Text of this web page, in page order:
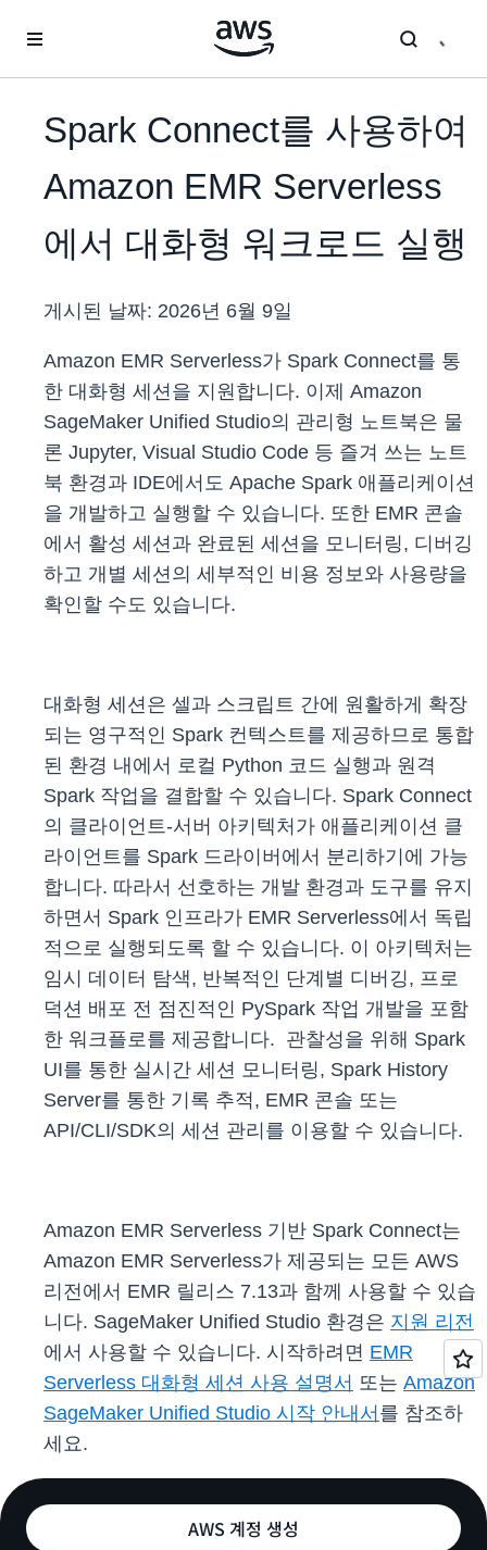
Spark Connect를 사용하여
Amazon EMR Serverless
에서 대화형 워크로드 실행
게시된 날짜: 2026년 6월 9일
Amazon EMR Serverless가 Spark Connect를 통
한 대화형 세션을 지원합니다. 이제 Amazon
SageMaker Unified Studio의 관리형 노트북은 물
론 Jupyter, Visual Studio Code 등 즐겨 쓰는 노트
북 환경과 IDE에서도 Apache Spark 애플리케이션
을 개발하고 실행할 수 있습니다. 또한 EMR 콘솔
에서 활성 세션과 완료된 세션을 모니터링, 디버깅
하고 개별 세션의 세부적인 비용 정보와 사용량을
확인할 수도 있습니다.
대화형 세션은 셀과 스크립트 간에 원활하게 확장
되는 영구적인 Spark 컨텍스트를 제공하므로 통합
된 환경 내에서 로컬 Python 코드 실행과 원격
Spark 작업을 결합할 수 있습니다. Spark Connect
의 클라이언트-서버 아키텍처가 애플리케이션 클
라이언트를 Spark 드라이버에서 분리하기에 가능
합니다. 따라서 선호하는 개발 환경과 도구를 유지
하면서 Spark 인프라가 EMR Serverless에서 독립
적으로 실행되도록 할 수 있습니다. 이 아키텍처는
임시 데이터 탐색, 반복적인 단계별 디버깅, 프로
덕션 배포 전 점진적인 PySpark 작업 개발을 포함
한 워크플로를 제공합니다. 관찰성을 위해 Spark
UI를 통한 실시간 세션 모니터링, Spark History
Server를 통한 기록 추적, EMR 콘솔 또는
API/CLI/SDK의 세션 관리를 이용할 수 있습니다.
Amazon EMR Serverless 기반 Spark Connect는
Amazon EMR Serverless가 제공되는 모든 AWS
리전에서 EMR 릴리스 7.13과 함께 사용할 수 있습
니다. SageMaker Unified Studio 환경은 지원 리전
에서 사용할 수 있습니다. 시작하려면 EMR
Serverless 대화형 세션 사용 설명서 또는 Amazon
SageMaker Unified Studio 시작 안내서 를 참조하
세요.
AWS 계정 생성